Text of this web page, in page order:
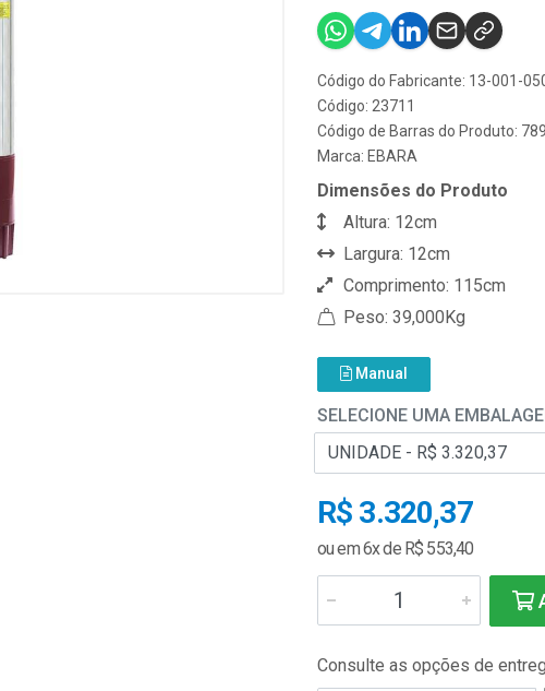
Código do Fabricante: 13-001-
Código: 23711
Código de Barras do Produto:
Marca: EBARA
Dimensões do Produto
Altura: 12cm
Largura: 12cm
Comprimento: 115cm
Peso: 39,000Kg
Manual
SELECIONE UMA
R$ 3.320,37
ou em 6x de R$ 553,40
Consulte as opções de